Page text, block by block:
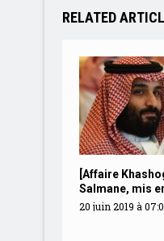
RELATED
[Affaire
Salmane, mis
20 juin 2019 à